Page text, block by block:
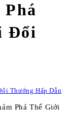
Đổi
Thưởng Hấp Dẫn